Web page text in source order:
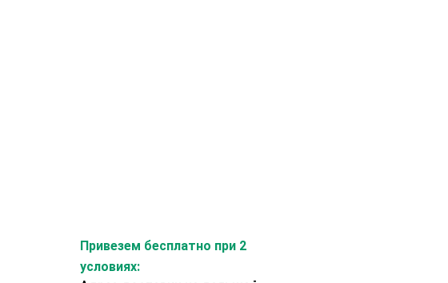
Привезем бесплатно при 2
условиях: